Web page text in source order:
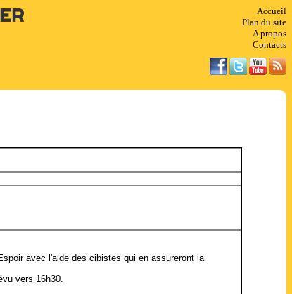
Accueil
Plan du site
A propos
Contacts
avec l'aide des cibistes qui en assureront la
vers 16h30.